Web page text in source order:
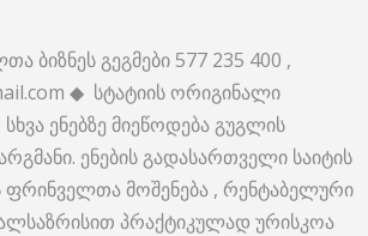
ბიზნეს გეგმები 577 235 400 ,
◆ სტატიის ორიგინალი
ენებზე მიეწოდება გუგლის
ენების გადასართველი საიტის
ფრინველთა მოშენება , რენტაბელური
პრაქტიკულად ურისკოა